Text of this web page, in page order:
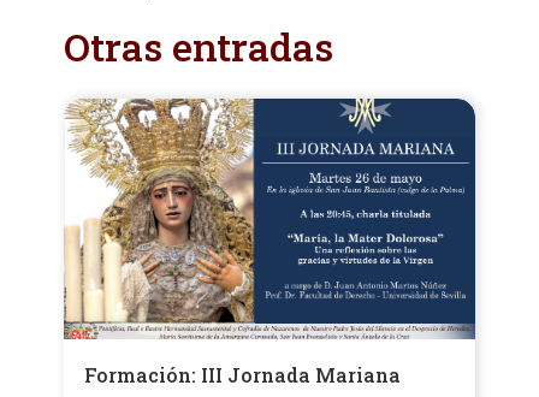
Otras entradas
Formación: III Jornada Mariana